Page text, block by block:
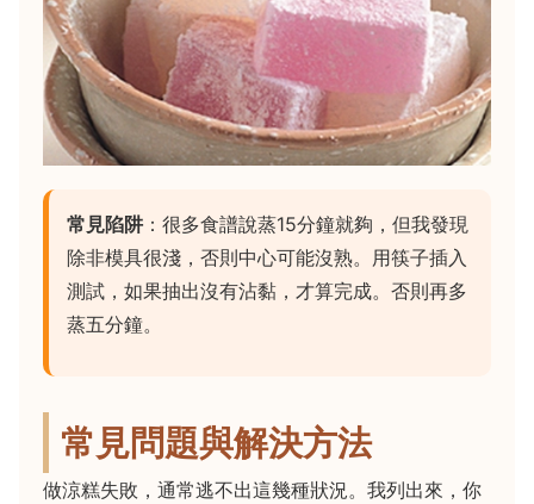
常見陷阱 ：很多食譜說蒸15分鐘就夠，但我發現
除非模具很淺，否則中心可能沒熟。用筷子插入
測試，如果抽出沒有沾黏，才算完成。否則再多
蒸五分鐘。
常見問題與解決方法
做涼糕失敗，通常逃不出這幾種狀況。我列出來，你